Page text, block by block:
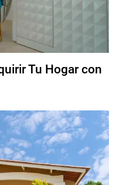
Tu Hogar con